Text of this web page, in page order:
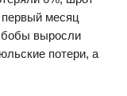
месяц
бобы выросли
потери, а